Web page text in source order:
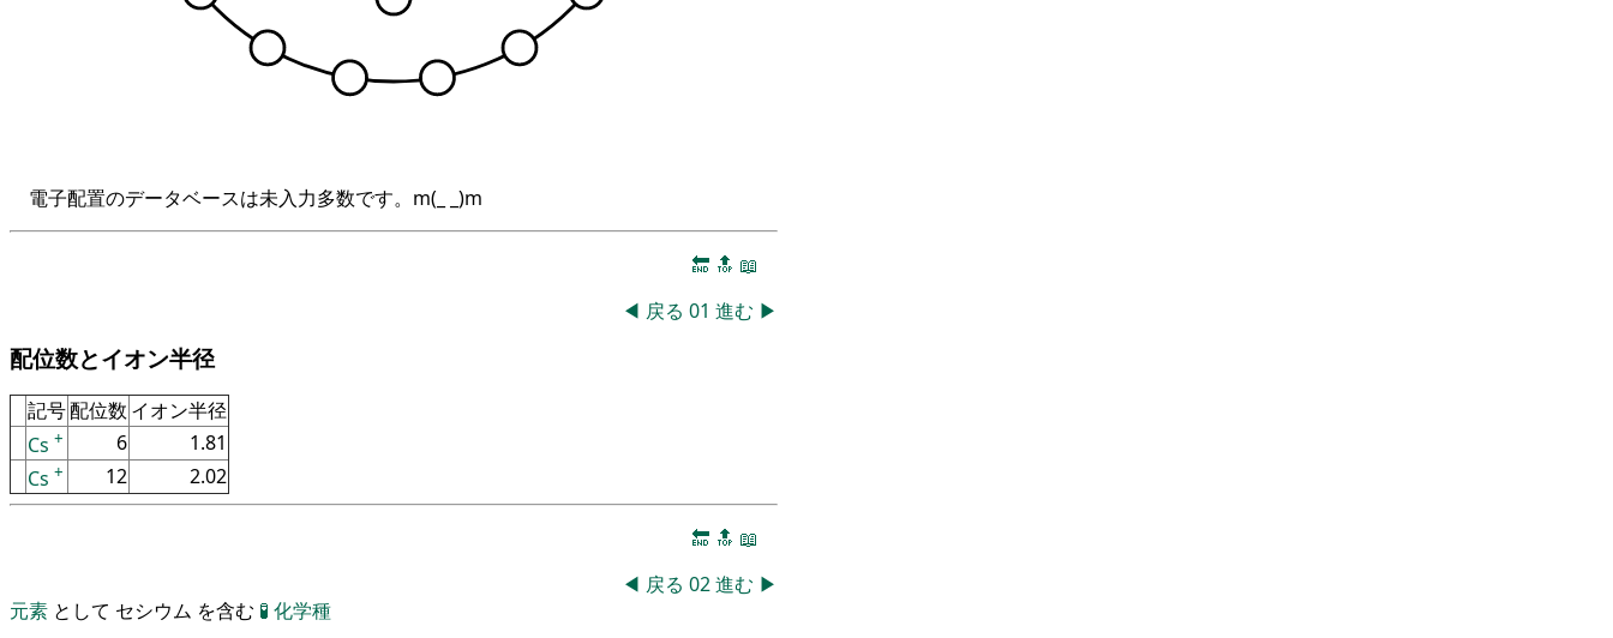
電子配置のデータベースは未入力多数です。m(_ _)m
🔚 🔝 📖
◀ 戻る 01 進む ▶
配位数とイオン半径
記号配位数 イオン半径
Cs + 6
1.81
Cs + 12 2.02
🔚 🔝 📖
◀ 戻る 02進む ▶
元素 として セシウム を含む 🧪 化学種